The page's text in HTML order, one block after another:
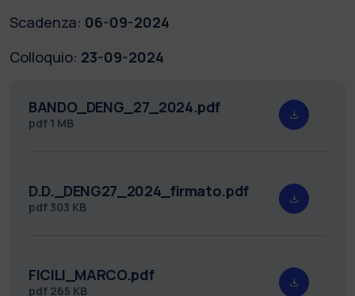
Scadenza: 06-09-2024
Colloquio: 23-09-2024
BANDO_DENG_27_2024.pdf
pdf 1 MB
D.D._DENG27_2024_firmato.pdf
pdf 303 KB
FICILI_MARCO.pdf
pdf 265 KB